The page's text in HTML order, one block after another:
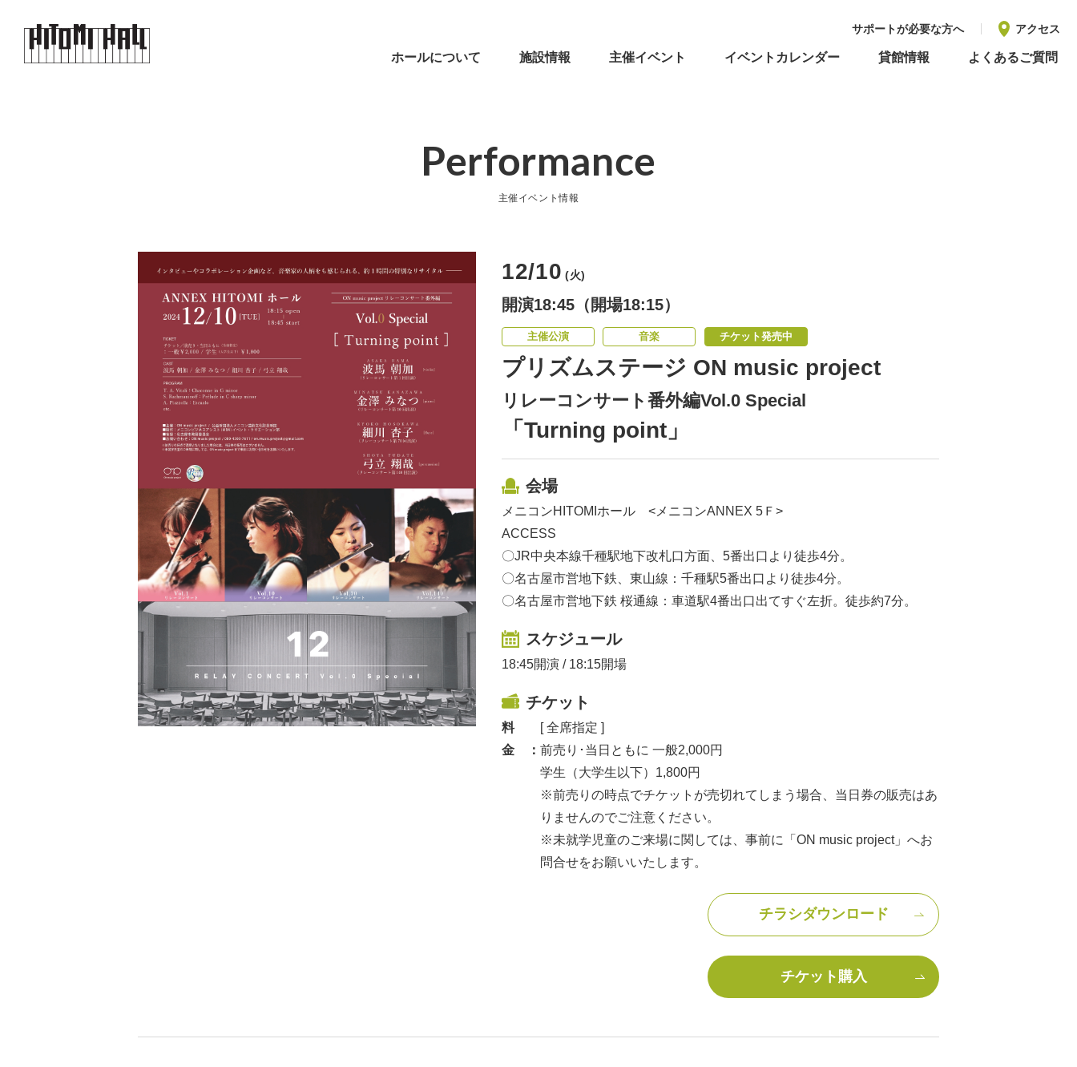
サポートが必要な方へ アクセス
ホールについて 施設情報 主催イベント イベントカレンダー 貸館情報 よくあるご質問
Performance
主催イベント情報
12/10 (火)
開演18:45（開場18:15）
主催公演 音楽 チケット発売中
プリズムステージ ON music project
リレーコンサート番外編Vol.0 Special
「Turning point」
会場
メニコンHITOMIホール <メニコンANNEX 5Ｆ>
ACCESS
〇JR中央本線千種駅地下改札口方面、5番出口より徒歩4分。
〇名古屋市営地下鉄、東山線：千種駅5番出口より徒歩4分。
〇名古屋市営地下鉄 桜通線：車道駅4番出口出てすぐ左折。徒歩約7分。
スケジュール
18:45開演 / 18:15開場
チケット
料
金 ：
[ 全席指定 ]
前売り･当日ともに 一般2,000円
学生（大学生以下）1,800円
※前売りの時点でチケットが売切れてしまう場合、当日券の販売はあ
りませんのでご注意ください。
※未就学児童のご来場に関しては、事前に「ON music project」へお
問合せをお願いいたします。
チラシダウンロード
チケット購入